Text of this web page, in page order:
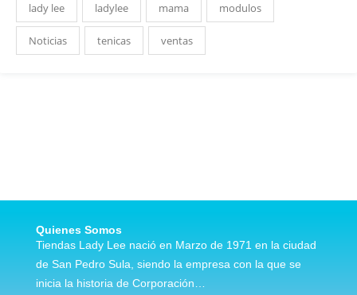
lady lee ladylee mama modulos
Noticias tenicas ventas
Quienes Somos
Tiendas Lady Lee nació en Marzo de 1971 en la ciudad
de San Pedro Sula, siendo la empresa con la que se
inicia la historia de Corporación…